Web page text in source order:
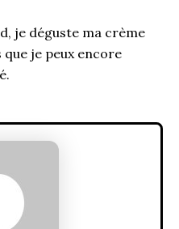
je déguste ma crème
que je peux encore